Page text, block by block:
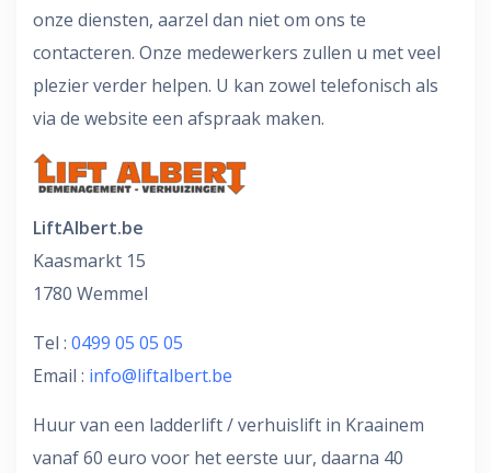
onze diensten, aarzel dan niet om ons te
contacteren. Onze medewerkers zullen u met veel
plezier verder helpen. U kan zowel telefonisch als
via de website een afspraak maken.
LiftAlbert.be
Kaasmarkt 15
1780 Wemmel
Tel : 0499 05 05 05
Email : info@liftalbert.be
Huur van een ladderlift / verhuislift in Kraainem
vanaf 60 euro voor het eerste uur, daarna 40